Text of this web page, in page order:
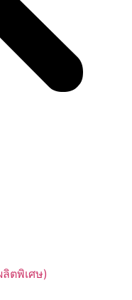
ตพิเศษ)